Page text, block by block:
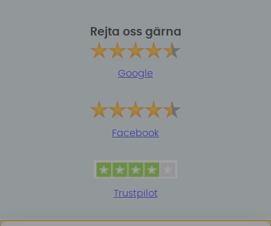
Rejta oss gärna
Google
Facebook
Trustpilot